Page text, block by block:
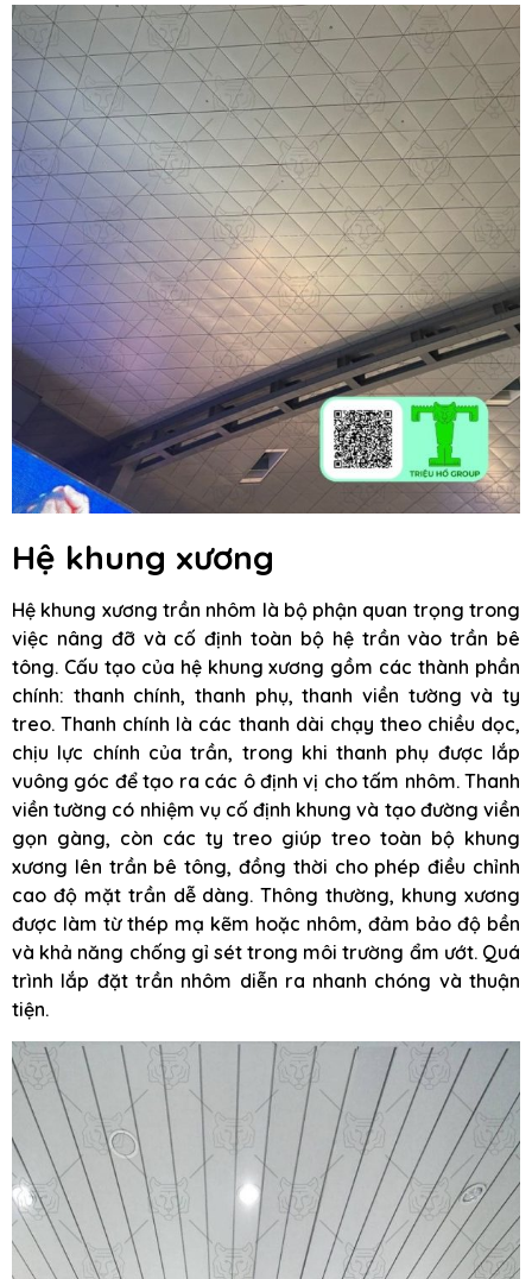
Hệ khung xương
Hệ khung xương trần nhôm là bộ phận quan trọng trong
việc nâng đỡ và cố định toàn bộ hệ trần vào trần bê
tông. Cấu tạo của hệ khung xương gồm các thành phần
chính: thanh chính, thanh phụ, thanh viền tường và ty
treo. Thanh chính là các thanh dài chạy theo chiều dọc,
chịu lực chính của trần, trong khi thanh phụ được lắp
vuông góc để tạo ra các ô định vị cho tấm nhôm. Thanh
viền tường có nhiệm vụ cố định khung và tạo đường viền
gọn gàng, còn các ty treo giúp treo toàn bộ khung
xương lên trần bê tông, đồng thời cho phép điều chỉnh
cao độ mặt trần dễ dàng. Thông thường, khung xương
được làm từ thép mạ kẽm hoặc nhôm, đảm bảo độ bền
và khả năng chống gỉ sét trong môi trường ẩm ướt. Quá
trình lắp đặt trần nhôm diễn ra nhanh chóng và thuận
tiện.